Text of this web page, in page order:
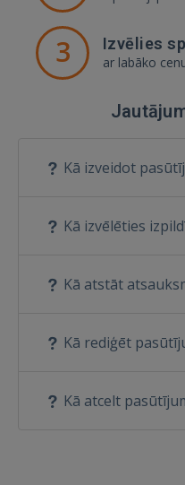
3 Izvēlies
ar labāko
Kā izveidot
Kā izvēlēties
Kā atstāt
Kā rediģēt
Kā atcelt